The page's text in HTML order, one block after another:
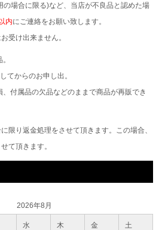
の場合に限る)など、当店が不良品と認めた場
内にご連絡をお願い致します。
受け出来ません。
てからのお申し出。
付属品の欠品などのままで商品が再販でき
限り返金処理をさせて頂きます。この場合、
て頂きます。
2026年8月
水 木 金 土